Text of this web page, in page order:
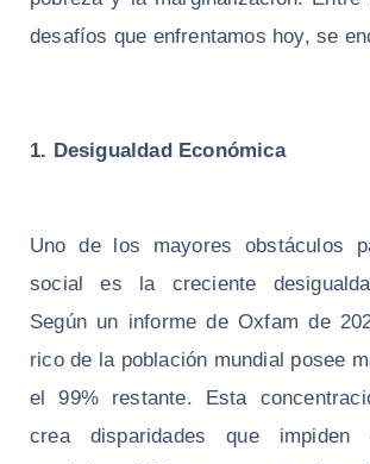
desafíos que enfrentamos hoy, se
1. Desigualdad Económica
Uno de los mayores obstáculos
social es la creciente
Según un informe de Oxfam de
rico de la población mundial posee
el 99% restante. Esta
crea disparidades que